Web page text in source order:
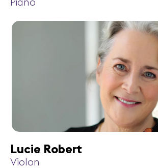
Piano
Lucie Robert
Violon